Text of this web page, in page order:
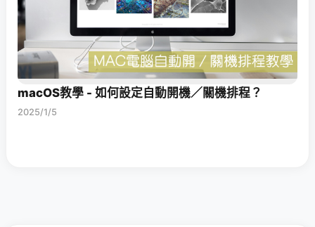
macOS教學 - 如何設定自動開機／關機排程？
2025/1/5